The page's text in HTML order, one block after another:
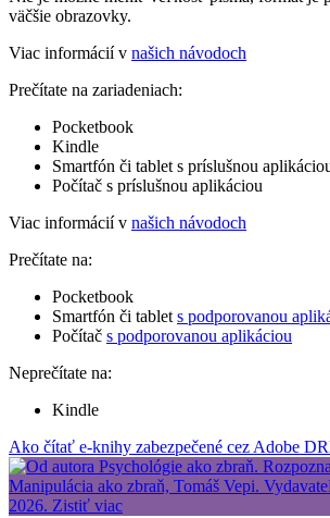
väčšie obrazovky.
Viac informácií v našich návodoch
Prečítate na zariadeniach:
Pocketbook
Kindle
Smartfón či tablet s príslušnou
Počítač s príslušnou aplikáciou
Viac informácií v našich návodoch
Prečítate na:
Pocketbook
Smartfón či tablet s podporovanou
Počítač s podporovanou aplikáciou
Neprečítate na:
Kindle
Ako čítať e-knihy zabezpečené cez Adobe